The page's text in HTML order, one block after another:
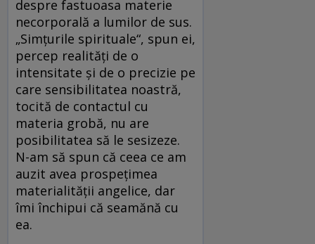
despre fastuoasa materie
necorporală a lumilor de sus.
„Simţurile spirituale“, spun ei,
percep realităţi de o
intensitate şi de o precizie pe
care sensibilitatea noastră,
tocită de contactul cu
materia grobă, nu are
posibilitatea să le sesizeze.
N-am să spun că ceea ce am
auzit avea prospeţimea
materialităţii angelice, dar
îmi închipui că seamănă cu
ea.